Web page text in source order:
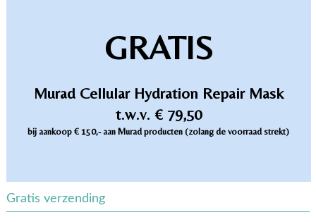
GRATIS
Murad Cellular Hydration Repair Mask
t.w.v. € 79,50
bij aankoop € 150,- aan Murad producten (zolang de voorraad strekt)
Gratis verzending